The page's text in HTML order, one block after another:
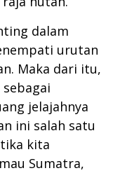
dalam
urutan
Maka dari itu,
jelajahnya
ini salah satu
kita
Sumatra,